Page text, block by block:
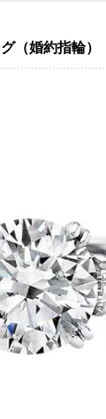
（婚約指輪）